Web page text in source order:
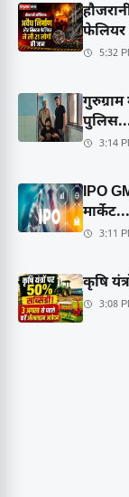
फेलियर
5:32
3:14
IPO
मार्केट...
3:11
कृषि
3:08